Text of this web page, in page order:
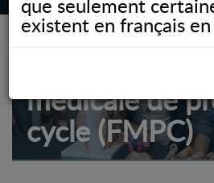
existent en français
Admissions au
Programme
médicale de
cycle (FMPC)